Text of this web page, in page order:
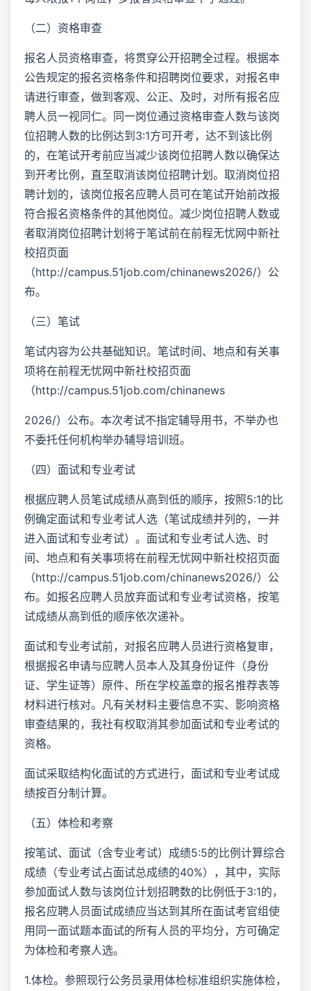
（二）资格审查
报名人员资格审查，将贯穿公开招聘全过程。根据本
公告规定的报名资格条件和招聘岗位要求，对报名申
请进行审查，做到客观、公正、及时，对所有报名应
聘人员一视同仁。同一岗位通过资格审查人数与该岗
位招聘人数的比例达到3:1方可开考，达不到该比例
的，在笔试开考前应当减少该岗位招聘人数以确保达
到开考比例，直至取消该岗位招聘计划。取消岗位招
聘计划的，该岗位报名应聘人员可在笔试开始前改报
符合报名资格条件的其他岗位。减少岗位招聘人数或
者取消岗位招聘计划将于笔试前在前程无忧网中新社
校招页面
（http://campus.51job.com/chinanews2026/）公
布。
（三）笔试
笔试内容为公共基础知识。笔试时间、地点和有关事
项将在前程无忧网中新社校招页面
（http://campus.51job.com/chinanews
2026/）公布。本次考试不指定辅导用书，不举办也
不委托任何机构举办辅导培训班。
（四）面试和专业考试
根据应聘人员笔试成绩从高到低的顺序，按照5:1的比
例确定面试和专业考试人选（笔试成绩并列的，一并
进入面试和专业考试）。面试和专业考试人选、时
间、地点和有关事项将在前程无忧网中新社校招页面
（http://campus.51job.com/chinanews2026/）公
布。如报名应聘人员放弃面试和专业考试资格，按笔
试成绩从高到低的顺序依次递补。
面试和专业考试前，对报名应聘人员进行资格复审，
根据报名申请与应聘人员本人及其身份证件（身份
证、学生证等）原件、所在学校盖章的报名推荐表等
材料进行核对。凡有关材料主要信息不实、影响资格
审查结果的，我社有权取消其参加面试和专业考试的
资格。
面试采取结构化面试的方式进行，面试和专业考试成
绩按百分制计算。
（五）体检和考察
按笔试、面试（含专业考试）成绩5:5的比例计算综合
成绩（专业考试占面试总成绩的40%），其中，实际
参加面试人数与该岗位计划招聘数的比例低于3:1的，
报名应聘人员面试成绩应当达到其所在面试考官组使
用同一面试题本面试的所有人员的平均分，方可确定
为体检和考察人选。
1.体检。参照现行公务员录用体检标准组织实施体检，